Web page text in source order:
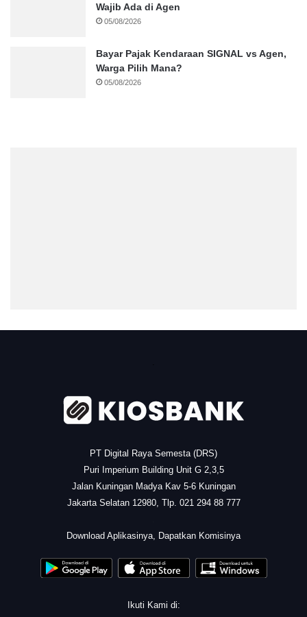
Wajib Ada di Agen
05/08/2026
Bayar Pajak Kendaraan SIGNAL vs Agen,
Warga Pilih Mana?
05/08/2026
PT Digital Raya Semesta (DRS)
Puri Imperium Building Unit G 2,3,5
Jalan Kuningan Madya Kav 5-6 Kuningan
Jakarta Selatan 12980, Tlp. 021 294 88 777
Download Aplikasinya, Dapatkan Komisinya
Ikuti Kami di: